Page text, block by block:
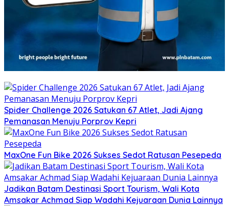
Spider Challenge 2026 Satukan 67 Atlet, Jadi Ajang
Pemanasan Menuju Porprov Kepri
MaxOne Fun Bike 2026 Sukses Sedot Ratusan Pesepeda
Jadikan Batam Destinasi Sport Tourism, Wali Kota
Amsakar Achmad Siap Wadahi Kejuaraan Dunia Lainnya